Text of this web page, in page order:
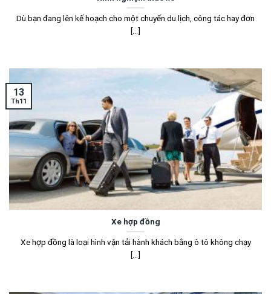
Dù bạn đang lên kế hoạch cho một chuyến du lịch, công tác hay đơn
[...]
Xe hợp đồng
Xe hợp đồng là loại hình vận tải hành khách bằng ô tô không chạy
[...]
13
Th11